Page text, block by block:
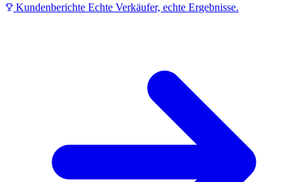
Kundenberichte Echte Verkäufer, echte Ergebnisse.